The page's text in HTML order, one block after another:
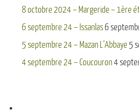
8 octobre 2024 – Margeride – 1ère
6 septembre 24 – Issanlas6
5 septembre 24 – Mazan L’Abbaye 5
4 septembre 24 – Coucouron 4